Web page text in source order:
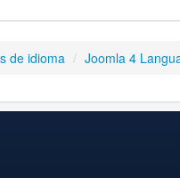
de idioma / Joomla 4